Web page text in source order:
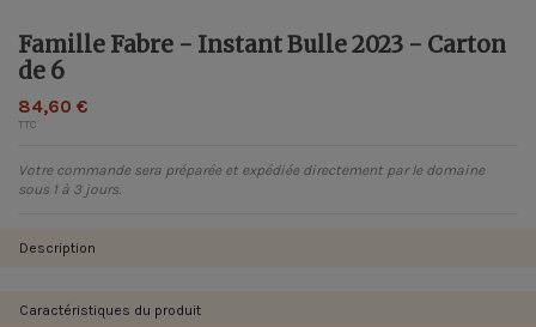
Famille Fabre - Instant Bulle 2023 - Carton
de 6
84,60 €
TTC
Votre commande sera préparée et expédiée directement par le domaine
sous 1 à 3 jours.
Description
Caractéristiques du produit